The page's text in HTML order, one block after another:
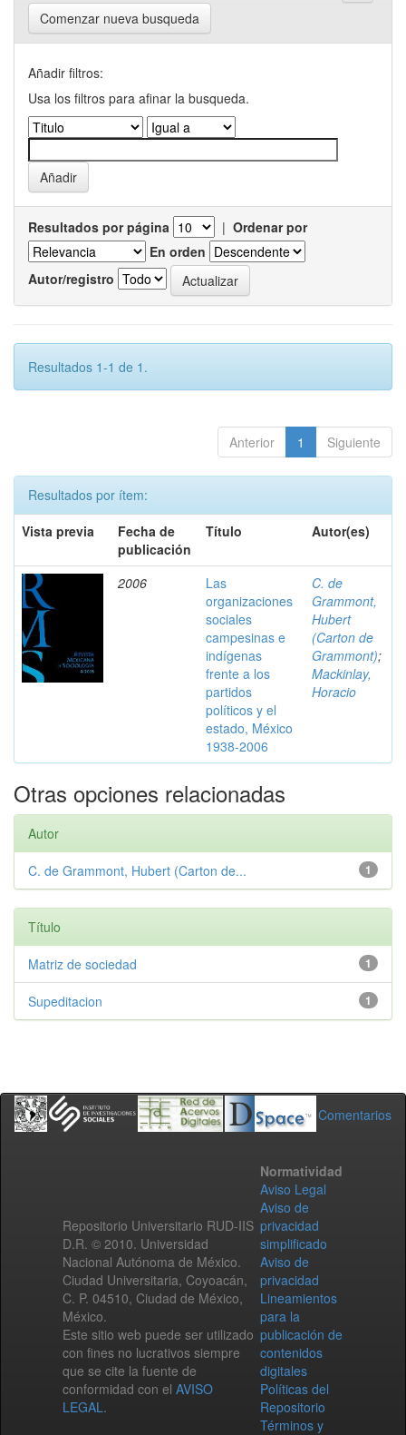
Comenzar nueva busqueda
Añadir filtros:
Usa los filtros para afinar la busqueda.
Resultados por página | Ordenar por
En orden
Autor/registro
Resultados 1-1 de 1.
Anterior 1 Siguiente
Resultados por ítem:
Vista previa
Fecha de
publicación
Título Autor(es)
2006
Las
organizaciones
sociales
campesinas e
indígenas
frente a los
partidos
políticos y el
estado, México
1938-2006
C. de
Grammont,
Hubert
(Carton de
Grammont);
Mackinlay,
Horacio
Otras opciones relacionadas
Autor
1
C. de Grammont, Hubert (Carton de...
Título
1
Matriz de sociedad
1
Supeditacion
Comentarios
Repositorio Universitario RUD-IIS
D.R. © 2010. Universidad
Nacional Autónoma de México.
Ciudad Universitaria, Coyoacán,
C. P. 04510, Ciudad de México,
México.
Este sitio web puede ser utilizado
con fines no lucrativos siempre
que se cite la fuente de
conformidad con el AVISO
LEGAL.
Normatividad
Aviso Legal
Aviso de
privacidad
simplificado
Aviso de
privacidad
Lineamientos
para la
publicación de
contenidos
digitales
Políticas del
Repositorio
Términos y